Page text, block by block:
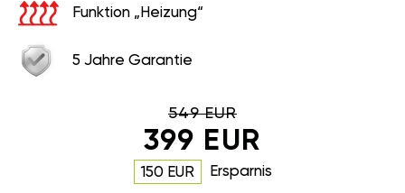
Funktion „Heizung“
5 Jahre Garantie
549 EUR
399 EUR
150 EUR Ersparnis